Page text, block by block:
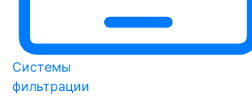
Системы
фильтрации